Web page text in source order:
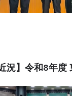
況】令和8年